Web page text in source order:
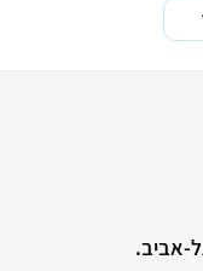
אביב.